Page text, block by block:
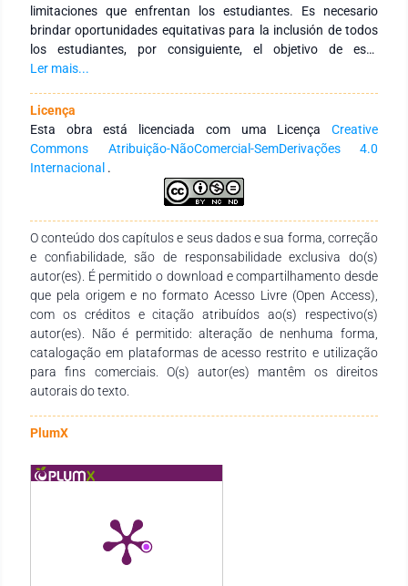
limitaciones que enfrentan los estudiantes. Es necesario
brindar oportunidades equitativas para la inclusión de todos
los estudiantes, por consiguiente, el objetivo de esta
investigación es evaluar la eficacia del Diseño Universal para
salud en el taller automotriz en estudiantes de secundaria. El
estudio es de enfoque cuantitativo, de tipo aplicada, nivel
experimental y diseño pre experimental. La selección de la
muestra se llevó a cabo mediante un muestreo no
probabilístico de tipo intencional, compuesta por 19
estudiantes pertenecientes al VI ciclo de una institución
educativa de variante técnica del centro del Perú. Para el
recojo de datos de la variable de medida se utilizó la técnica
de evaluación con la prueba pedagógica como instrumento,
elaborada ad hoc. Los resultados evidencian que el DUA es
eficaz para el aprendizaje sobre seguridad y salud en el taller
automotriz en estudiantes del nivel secundario. Este hallazgo
se fundamenta en el incremento observado en la media de las
puntuaciones entre el pretest, con una media de 19.78, y el
postest, donde se registró una media de 35.38, reflejando un
avance significativo de 16.05 puntos.
Ler mais...
Licença
Esta obra está licenciada com uma Licença Creative
Commons Atribuição-NãoComercial-SemDerivações 4.0
Internacional .
O conteúdo dos capítulos e seus dados e sua forma, correção
e confiabilidade, são de responsabilidade exclusiva do(s)
autor(es). É permitido o download e compartilhamento desde
que pela origem e no formato Acesso Livre (Open Access),
com os créditos e citação atribuídos ao(s) respectivo(s)
autor(es). Não é permitido: alteração de nenhuma forma,
catalogação em plataformas de acesso restrito e utilização
para fins comerciais. O(s) autor(es) mantêm os direitos
autorais do texto.
PlumX